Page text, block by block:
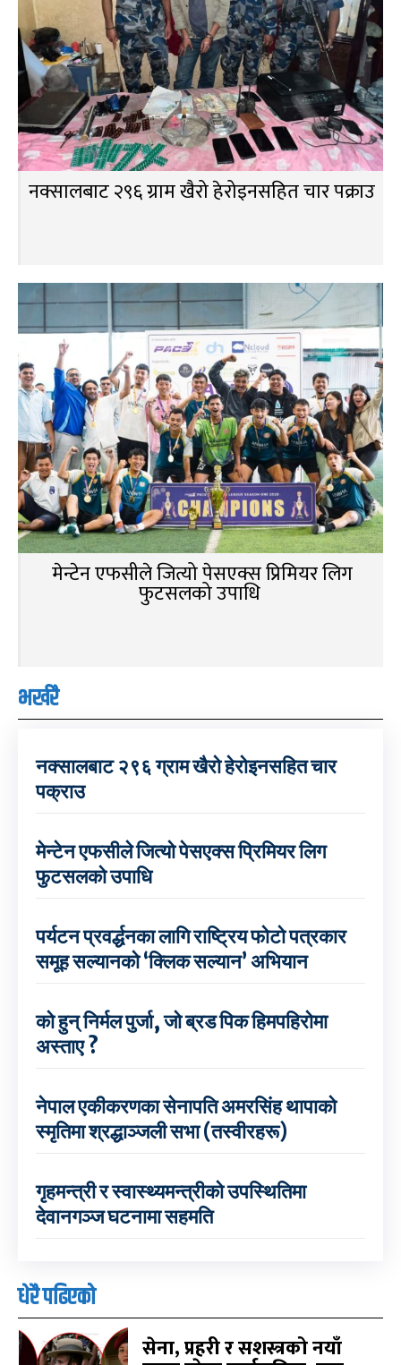
नक्सालबाट २९६ ग्राम खैरो हेरोइनसहित चार पक्राउ
मेन्टेन एफसीले जित्यो पेसएक्स प्रिमियर लिग
फुटसलको उपाधि
भर्खरै
नक्सालबाट २९६ ग्राम खैरो हेरोइनसहित चार
पक्राउ
मेन्टेन एफसीले जित्यो पेसएक्स प्रिमियर लिग
फुटसलको उपाधि
पर्यटन प्रवर्द्धनका लागि राष्ट्रिय फोटो पत्रकार
समूह सल्यानको ‘क्लिक सल्यान’ अभियान
को हुन् निर्मल पुर्जा, जो ब्रड पिक हिमपहिरोमा
अस्ताए ?
नेपाल एकीकरणका सेनापति अमरसिंह थापाको
स्मृतिमा श्रद्धाञ्जली सभा (तस्वीरहरू)
गृहमन्त्री र स्वास्थ्यमन्त्रीको उपस्थितिमा
देवानगञ्ज घटनामा सहमति
धेरै पढिएको
सेना, प्रहरी र सशस्त्रको नयाँ